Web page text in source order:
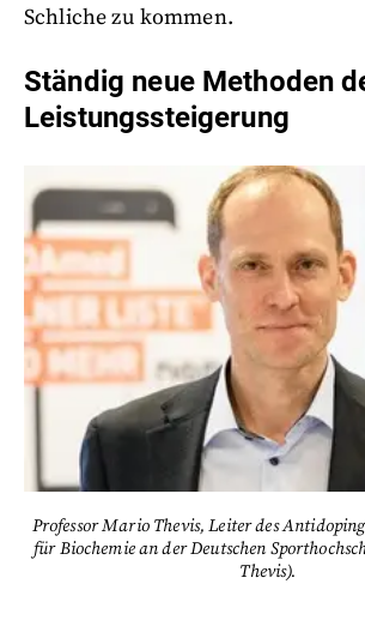
Schliche zu kommen.
Ständig neue Methoden
Leistungssteigerung
Professor Mario Thevis, Leiter des
für Biochemie an der Deutschen
Thevis).